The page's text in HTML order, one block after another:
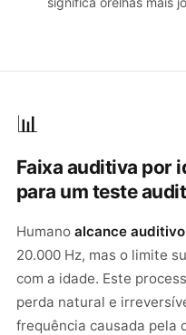
📊
Faixa auditiva por
para um teste
Humano alcance auditivo
20.000 Hz, mas o limite
com a idade. Este
perda natural e
frequência causada pela